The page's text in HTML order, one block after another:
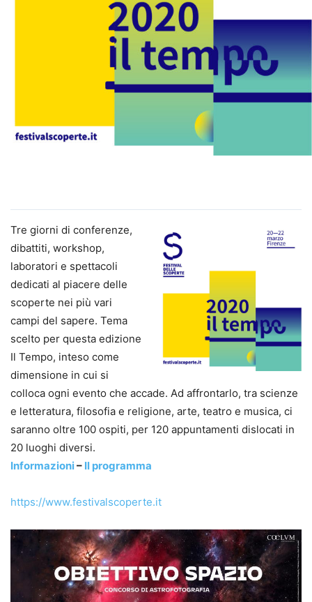
Tre giorni di conferenze,
dibattiti, workshop,
laboratori e spettacoli
dedicati al piacere delle
scoperte nei più vari
campi del sapere. Tema
scelto per questa edizione
Il Tempo, inteso come
dimensione in cui si
colloca ogni evento che accade. Ad affrontarlo, tra scienze
e letteratura, filosofia e religione, arte, teatro e musica, ci
saranno oltre 100 ospiti, per 120 appuntamenti dislocati in
20 luoghi diversi.
Informazioni– Il programma
https://www.festivalscoperte.it